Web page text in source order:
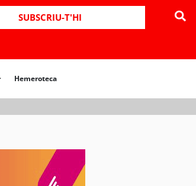
SUBSCRIU-T'HI
Hemeroteca
Hemeroteca